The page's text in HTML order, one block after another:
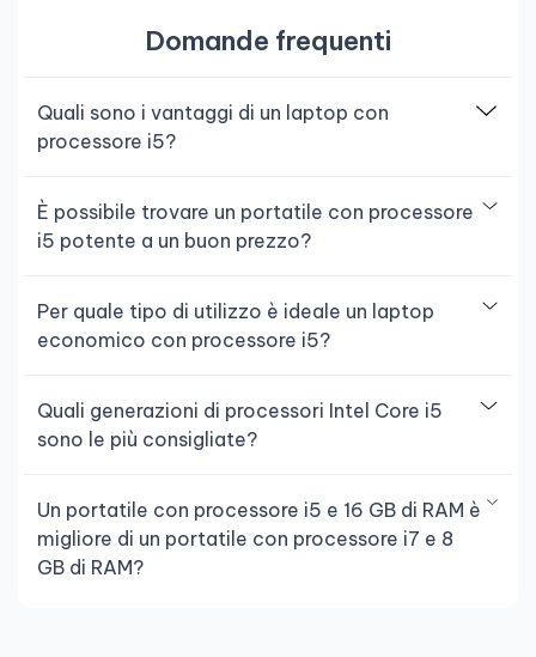
Domande frequenti
Quali sono i vantaggi di un laptop con
processore i5?
È possibile trovare un portatile con processore
i5 potente a un buon prezzo?
Per quale tipo di utilizzo è ideale un laptop
economico con processore i5?
Quali generazioni di processori Intel Core i5
sono le più consigliate?
Un portatile con processore i5 e 16 GB di RAM è
migliore di un portatile con processore i7 e 8
GB di RAM?